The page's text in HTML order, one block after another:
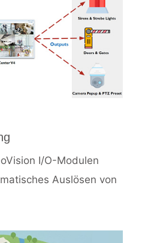
I/O-Modulen
Auslösen von